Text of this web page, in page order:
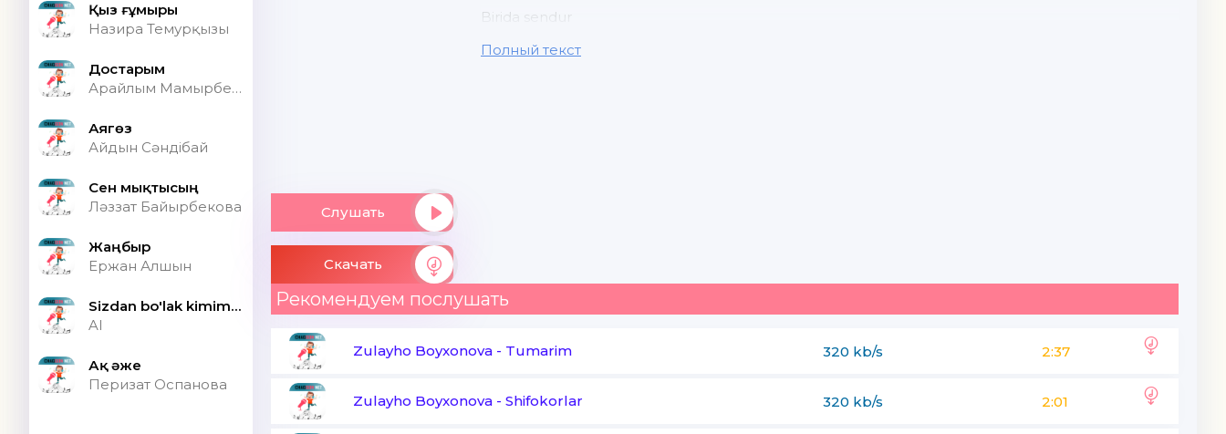
Қыз ғұмыры
Назира Темурқызы
Достарым
Арайлым Мамырбекқызы
Аягөз
Айдын Сәндібай
Сен мықтысың
Ләззат Байырбекова
Жаңбыр
Ержан Алшын
Sizdan bo'lak kimim bor ONA (Speed up)
AI
Ақ әже
Перизат Оспанова
Слушать
Скачать
Birida sendur
Tarixda qoladi
Полный текст
Рекомендуем послушать
Zulayho Boyxonova - Tumarim 320 kb/s 2:37
Zulayho Boyxonova - Shifokorlar 320 kb/s 2:01